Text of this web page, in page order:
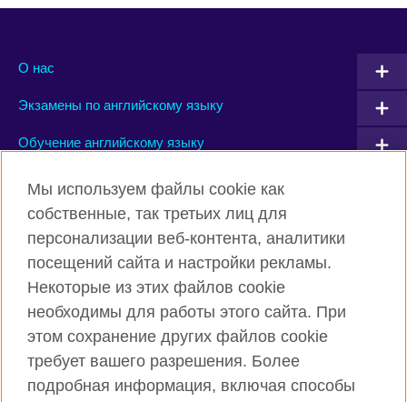
О нас
Экзамены по английскому языку
Обучение английскому языку
Connect with us
Facebook Instagram
TikTok YouTube
Британский Совет Глобальный вебсайт
Мы используем файлы cookie как
собственные, так третьих лиц для
персонализации веб-контента, аналитики
посещений сайта и настройки рекламы.
Некоторые из этих файлов cookie
необходимы для работы этого сайта. При
этом сохранение других файлов cookie
требует вашего разрешения. Более
подробная информация, включая способы